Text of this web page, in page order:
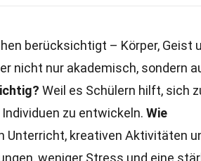
berücksichtigt – Körper, Geist
nicht nur akademisch, sondern
Weil es Schülern hilft, sich
zu entwickeln. Wie
Unterricht, kreativen Aktivitäten
weniger Stress und eine